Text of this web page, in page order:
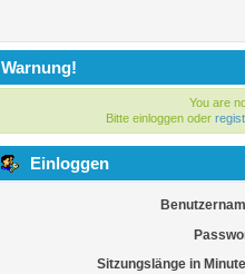
Warnung!
You are
Bitte einloggen oder
Einloggen
Sitzungslänge in